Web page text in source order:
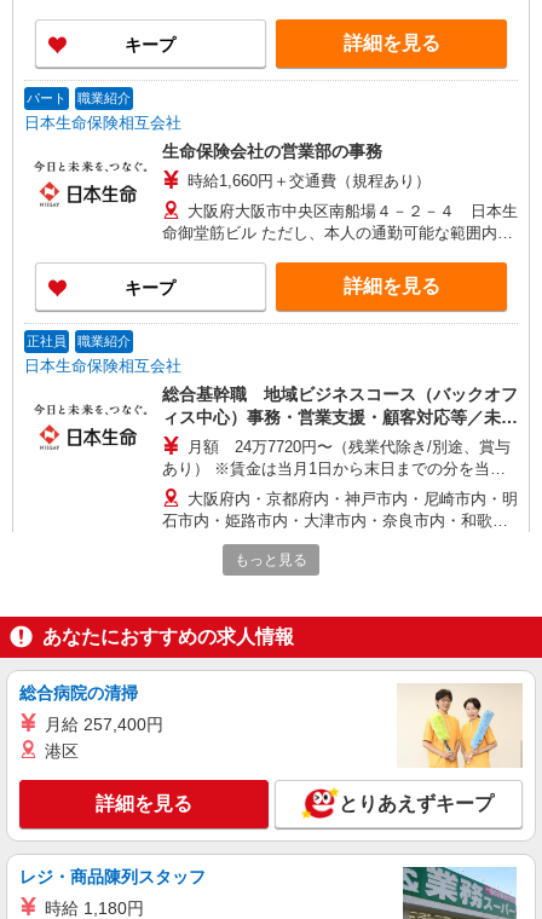
キープ 詳細を見る
パート 職業紹介
日本生命保険相互会社
生命保険会社の営業部の事務
時給1,660円＋交通費（規程あり）
大阪府大阪市中央区南船場４－２－４ 日本生
命御堂筋ビル ただし、本人の通勤可能な範囲内で
キープ 詳細を見る
正社員 職業紹介
日本生命保険相互会社
総合基幹職 地域ビジネスコース（バックオフ
ィス中心）事務・営業支援・顧客対応等／未経
験可！月額 24万7720円〜（残業代除き/別途、賞与
あり） ※賃金は当月1日から末日までの分を当月
20日支払（時間外勤務手当等については当月1日か
ら末日までの分を翌月20日に支払） 想定年収
430万〜460万 ※時間外勤務手当(法定内20時間・
法定外0時間*想定)を含むモデル年収 *毎営業日
9:00〜18:00勤務する場合の残業時間のイメージ
定額 ※入社時の年収は、選考を通じて決定 ※入社
後の昇給額は、昇格・職務成果等の状況に応じて
大阪府内・京都府内・神戸市内・尼崎市内・明
石市内・姫路市内・大津市内・奈良市内・和歌山
市内の本部または支社・ライフプラザ ※採用時の
居住地から通勤可能な事業所に配属（配置転換あ
決定いたします
パート 職業紹介
日本生命保険相互会社
生命保険会社の個人年金に関する一般事務職
の通勤可能な範囲内で就業場所の変更を行うこと
があります
キープ 詳細を見る
契約社員
ロジスティード中部株式会社
もっと見る
あなたにおすすめの求人情報
総合病院の清掃
月給 257,400円
港区
詳細を見る とりあえずキープ
レジ・商品陳列スタッフ
時給 1,180円